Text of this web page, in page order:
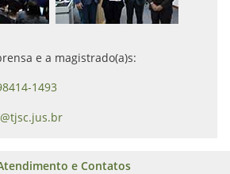
e a magistrado(a)s:
1493
e Contatos